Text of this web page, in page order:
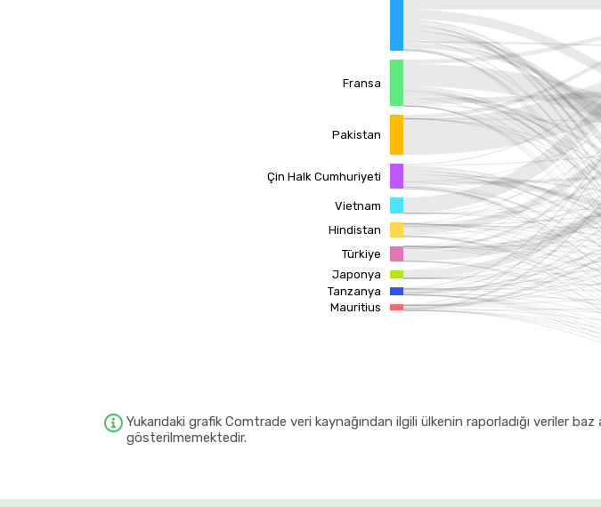
13.42 Milyon $
6.17 Milyon $
6.14 Milyon $
Fransa
Pakistan
Çin Halk Cumhuriyeti
Vietnam
Hindistan
Türkiye
Japonya
Tanzanya
Mauritius
Yukarıdaki grafik Comtrade veri kaynağından ilgili ülkenin raporladığı veriler
gösterilmemektedir.